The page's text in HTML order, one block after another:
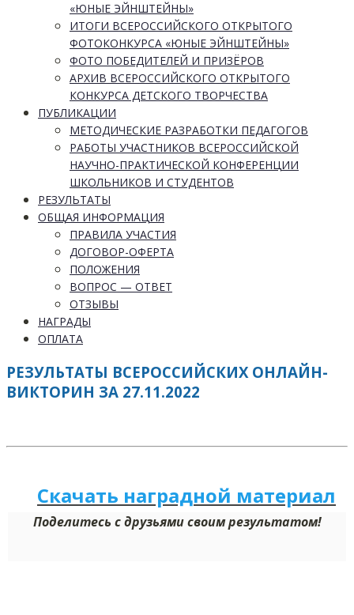
«ЮНЫЕ ЭЙНШТЕЙНЫ»
ИТОГИ ВСЕРОССИЙСКОГО ОТКРЫТОГО
ФОТОКОНКУРСА «ЮНЫЕ ЭЙНШТЕЙНЫ»
ФОТО ПОБЕДИТЕЛЕЙ И ПРИЗЁРОВ
АРХИВ ВСЕРОССИЙСКОГО ОТКРЫТОГО
КОНКУРСА ДЕТСКОГО ТВОРЧЕСТВА
ПУБЛИКАЦИИ
МЕТОДИЧЕСКИЕ РАЗРАБОТКИ ПЕДАГОГОВ
РАБОТЫ УЧАСТНИКОВ ВСЕРОССИЙСКОЙ
НАУЧНО-ПРАКТИЧЕСКОЙ КОНФЕРЕНЦИИ
ШКОЛЬНИКОВ И СТУДЕНТОВ
РЕЗУЛЬТАТЫ
ОБЩАЯ ИНФОРМАЦИЯ
ПРАВИЛА УЧАСТИЯ
ДОГОВОР-ОФЕРТА
ПОЛОЖЕНИЯ
ВОПРОС — ОТВЕТ
ОТЗЫВЫ
НАГРАДЫ
ОПЛАТА
РЕЗУЛЬТАТЫ ВСЕРОССИЙСКИХ ОНЛАЙН-
ВИКТОРИН ЗА 27.11.2022
Скачать наградной материал
Поделитесь с друзьями своим результатом!